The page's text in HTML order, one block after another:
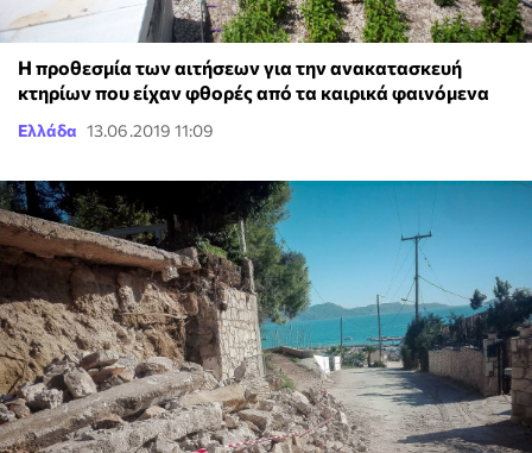
Η προθεσμία των αιτήσεων για την ανακατασκευή
κτηρίων που είχαν φθορές από τα καιρικά φαινόμενα
Ελλάδα 13.06.2019 11:09